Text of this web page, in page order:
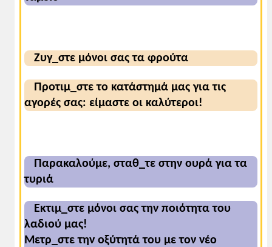
Ζυγ_στε μόνοι σας τα φρούτα
Προτιμ_στε το κατάστημά μας για τις
αγορές σας: είμαστε οι καλύτεροι!
Παρακαλούμε, σταθ_τε στην ουρά για τα
τυριά
Εκτιμ_στε μόνοι σας την ποιότητα του
λαδιού μας!
Μετρ_στε την οξύτητά του με τον νέο